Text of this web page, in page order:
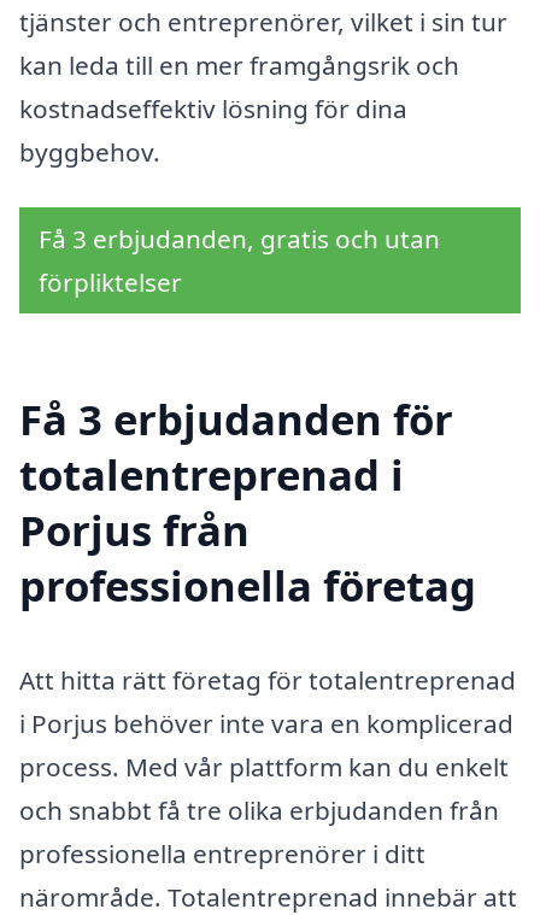
tjänster och entreprenörer, vilket i sin tur
kan leda till en mer framgångsrik och
kostnadseffektiv lösning för dina
byggbehov.
Få 3 erbjudanden, gratis och utan
förpliktelser
Få 3 erbjudanden för
totalentreprenad i
Porjus från
professionella företag
Att hitta rätt företag för totalentreprenad
i Porjus behöver inte vara en komplicerad
process. Med vår plattform kan du enkelt
och snabbt få tre olika erbjudanden från
professionella entreprenörer i ditt
närområde. Totalentreprenad innebär att